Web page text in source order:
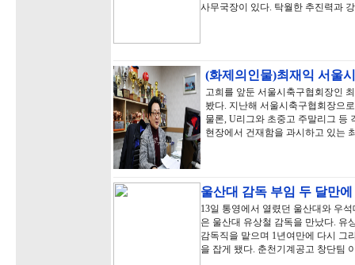
사무국장이 있다. 탁월한 추진력과
(화제의인물)최재익 서울
고희를 앞둔 서울시축구협회장인
봤다. 지난해 서울시축구협회장으
물론, U리그와 초중고 주말리그 등
현장에서 건재함을 과시하고 있는
울산대 감독 부임 두 달만
13일 통영에서 열렸던 울산대와 우
은 울산대 유상철 감독을 만났다. 유
감독직을 맡으며 1년여만에 다시 그
을 잡게 됐다. 춘천기계공고 창단팀